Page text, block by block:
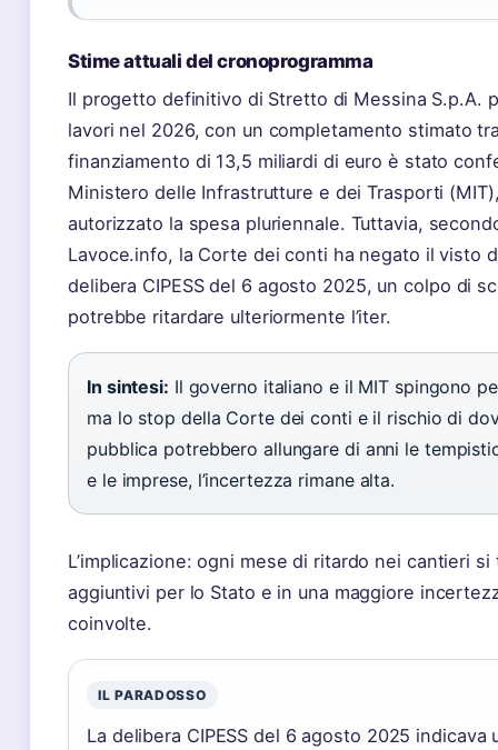
Stime attuali del cronoprogramma
Il progetto definitivo di Stretto di Messina S.p.A.
lavori nel 2026, con un completamento stimato
finanziamento di 13,5 miliardi di euro è stato
Ministero delle Infrastrutture e dei Trasporti
autorizzato la spesa pluriennale. Tuttavia,
Lavoce.info, la Corte dei conti ha negato il visto
delibera CIPESS del 6 agosto 2025, un colpo di
potrebbe ritardare ulteriormente l’iter.
In sintesi: Il governo italiano e il MIT spingono
ma lo stop della Corte dei conti e il rischio di
pubblica potrebbero allungare di anni le
e le imprese, l’incertezza rimane alta.
L’implicazione: ogni mese di ritardo nei cantieri
aggiuntivi per lo Stato e in una maggiore
coinvolte.
IL PARADOSSO
La delibera CIPESS del 6 agosto 2025 indicava